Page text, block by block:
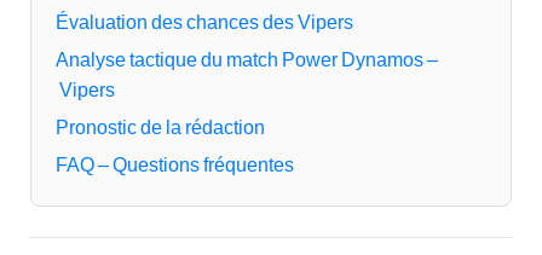
Évaluation des chances des Vipers
Analyse tactique du match Power Dynamos –
Vipers
Pronostic de la rédaction
FAQ – Questions fréquentes